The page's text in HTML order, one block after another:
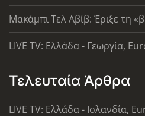
Μακάμπι Τελ Αβίβ: Έριξε τη
LIVE TV: Ελλάδα - Γεωργία,
Τελευταία Άρθρα
LIVE TV: Ελλάδα - Ισλανδία,